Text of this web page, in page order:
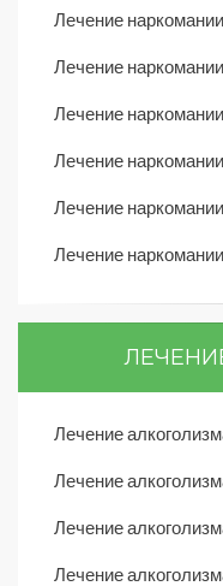
Лечение
Лечение
Лечение
Лечение
Лечение
Лечение
Лечение
Лечение
Лечение
Лечение